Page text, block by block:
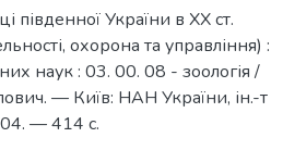
південної України в ХХ ст.
охорона та управління) :
наук : 03. 00. 08 - зоологія /
— Київ: НАН України, ін.-т
— 414 с.